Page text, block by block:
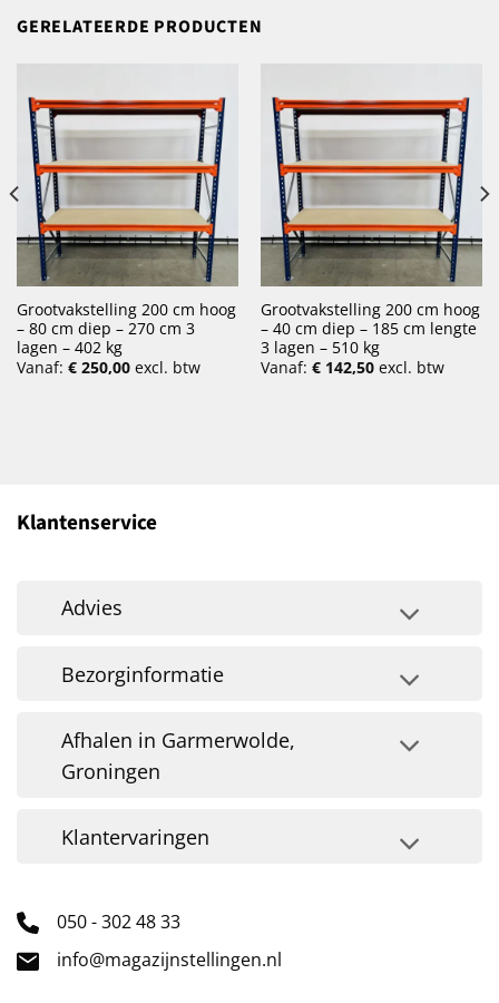
GERELATEERDE PRODUCTEN
Grootvakstelling 200 cm hoog
– 80 cm diep – 270 cm 3
lagen – 402 kg
Vanaf: €250,00excl. btw
Grootvakstelling 200 cm hoog
– 40 cm diep – 185 cm lengte
3 lagen – 510 kg
Vanaf: €142,50excl. btw
Klantenservice
Advies
Bezorginformatie
Afhalen in Garmerwolde,
Groningen
Klantervaringen
050 - 302 48 33
info@magazijnstellingen.nl